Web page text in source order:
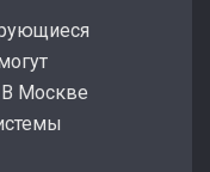
Москве